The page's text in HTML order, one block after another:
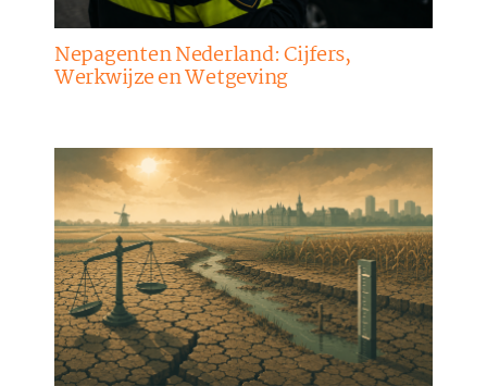
Nepagenten Nederland: Cijfers,
Werkwijze en Wetgeving